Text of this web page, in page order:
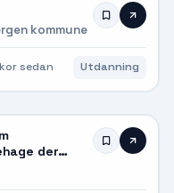
kommune
sedan Utdanning
der
en del av